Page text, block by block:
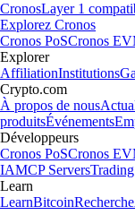
CronosLayer 1
Explorez Cronos
Cronos PoSCronos
Explorer
AffiliationInstitutions
Crypto.com
À propos de nous
produitsÉvénements
Développeurs
Cronos PoSCronos
IAMCP Servers
Learn
LearnBitcoinRecherche